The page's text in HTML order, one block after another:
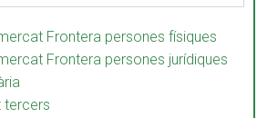
Frontera persones físiques
Frontera persones jurídiques
tercers